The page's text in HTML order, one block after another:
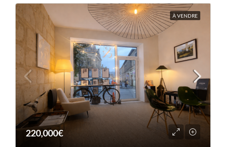
À VENDRE
220,000€